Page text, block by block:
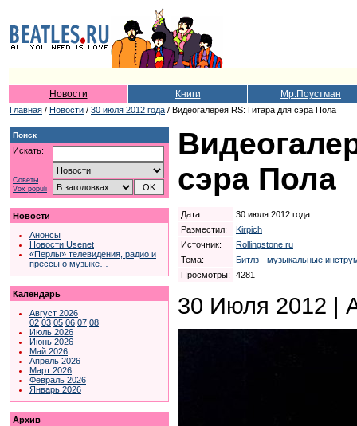
Новости Книги Мр.Поустман
Главная / Новости / 30 июля 2012 года / Видеогалерея RS: Гитара для сэра Пола
Поиск
Искать:
Советы
Vox populi
Новости
Анонсы
Новости Usenet
«Перлы» телевидения, радио и
прессы о музыке…
Календарь
Август 2026
02 03 05 06 07 08
Июль 2026
Июнь 2026
Май 2026
Апрель 2026
Март 2026
Февраль 2026
Январь 2026
Архив
сэра Пола
Дата:
30 июля 2012 года
Разместил:
Kirpich
Источник:
Rollingstone.ru
Тема:
Битлз - музыкальные
Просмотры:
4281
30 Июля 2012 |